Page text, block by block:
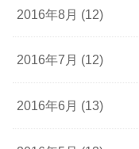
2016年8月 (12)
2016年7月 (12)
2016年6月 (13)